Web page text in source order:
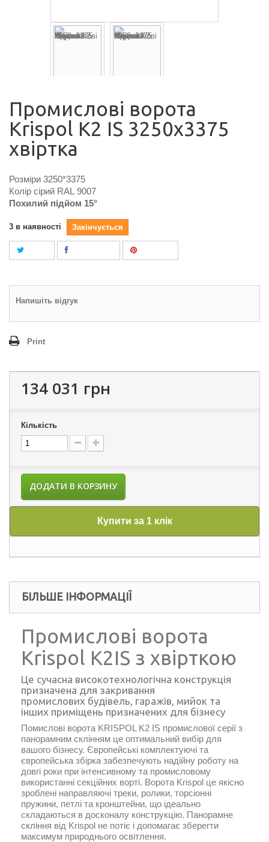
Промислові ворота
Krispol K2 IS 3250x3375
хвіртка
Розміри 3250*3375
Колір сірий RAL 9007
Похилий підйом 15°
3 в наявності Закінчується
Напишіть відгук
Print
134 031 грн
Кількість
ДОДАТИ В КОРЗИНУ
Купити за 1 клік
БІЛЬШЕ ІНФОРМАЦІЇ
Промислові ворота
Krispol K2IS з хвірткою
Це сучасна високотехнологічна конструкція
призначена для закривання
промислових будівель, гаражів, мийок та
інших приміщень призначених для бізнесу
Помислові ворота KRISPOL K2 IS промислової серії з
панорамним склінням це оптимальний вибір для
вашого бізнесу. Європейські комплектуючі та
європейська збірка забезпечують надійну роботу на
довгі роки при інтенсивному та промисловому
використанні секційних ворті. Ворота Krispol це якісно
зроблені направляючі треки, ролики, торсіонні
пружини, петлі та кронштейни, що ідеально
складаються в досконалу конструкцію. Панорамне
скління від Krispol не потіє і допомагає зберегти
максимум природнього освітлення.